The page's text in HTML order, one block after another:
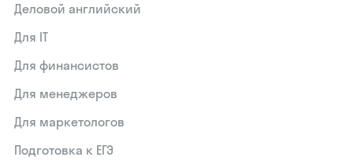
Деловой английский
Для IT
Для финансистов
Для менеджеров
Для маркетологов
Подготовка к ЕГЭ